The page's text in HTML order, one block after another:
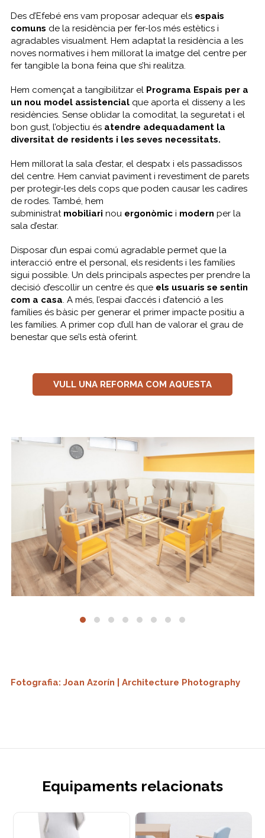
Des d’Efebé ens vam proposar adequar els espais
comuns de la residència per fer-los més estètics i
agradables visualment. Hem adaptat la residència a les
noves normatives i hem millorat la imatge del centre per
fer tangible la bona feina que s’hi realitza.
Hem començat a tangibilitzar el Programa Espais per a
un nou model assistencial que aporta el disseny a les
residències. Sense oblidar la comoditat, la seguretat i el
bon gust, l’objectiu ésatendre adequadament la
diversitat de residents i les seves necessitats.
Hem millorat la sala d’estar, el despatx i els passadissos
del centre. Hem canviat paviment i revestiment de parets
per protegir-les dels cops que poden causar les cadires
de rodes. També, hem
subministrat mobiliari nou ergonòmici modern per la
sala d’estar.
Disposar d’un espai comú agradable permet que la
interacció entre el personal, els residents i les famílies
sigui possible. Un dels principals aspectes per prendre la
decisió d’escollir un centre és que els usuaris se sentin
com a casa. A més, l’espai d’accés i d’atenció a les
famílies és bàsic per generar el primer impacte positiu a
les famílies. A primer cop d’ull han de valorar el grau de
benestar que se’ls està oferint.
VULL UNA REFORMA COM AQUESTA
Fotografia: Joan Azorín | Architecture Photography
Equipaments relacionats